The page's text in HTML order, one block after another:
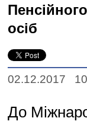
осіб
02.12.2017
До